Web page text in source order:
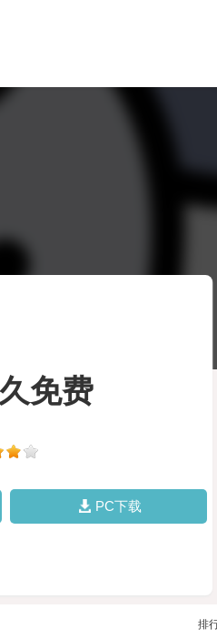
免费
PC下载
排